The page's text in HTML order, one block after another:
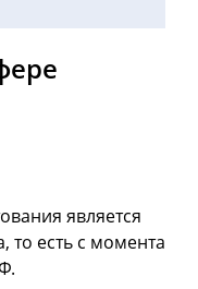
является
то есть с момента